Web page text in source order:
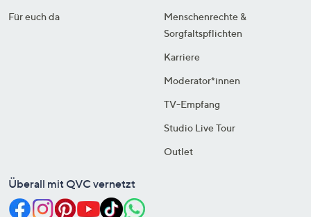
Für euch da
Menschenrechte &
Sorgfaltspflichten
Karriere
Moderator*innen
TV-Empfang
Studio Live Tour
Outlet
Überall mit QVC vernetzt